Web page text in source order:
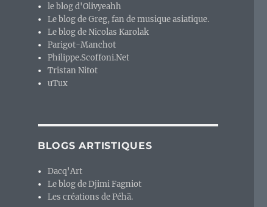
le blog d'Olivyeahh
Le blog de Greg, fan de musique asiatique.
Le blog de Nicolas Karolak
Parigot-Manchot
Philippe.Scoffoni.Net
Tristan Nitot
uTux
BLOGS ARTISTIQUES
Dacq'Art
Le blog de Djimi Fagniot
Les créations de Péhä.